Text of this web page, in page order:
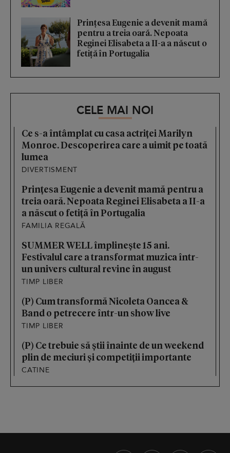
Prințesa Eugenie a devenit mamă
pentru a treia oară. Nepoata
Reginei Elisabeta a II-a a născut o
fetiță în Portugalia
CELE MAI NOI
Ce s-a întâmplat cu casa actriței Marilyn
Monroe. Descoperirea care a uimit pe toată
lumea
DIVERTISMENT
Prințesa Eugenie a devenit mamă pentru a
treia oară. Nepoata Reginei Elisabeta a II-a
a născut o fetiță în Portugalia
FAMILIA REGALĂ
SUMMER WELL împlinește 15 ani.
Festivalul care a transformat muzica într-
un univers cultural revine în august
TIMP LIBER
(P) Cum transformă Nicoleta Oancea &
Band o petrecere într-un show live
TIMP LIBER
(P) Ce trebuie să știi înainte de un weekend
plin de meciuri și competiții importante
CATINE